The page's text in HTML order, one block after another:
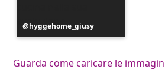
Post
pubblicato
hyggehome_giusy
Guarda come caricare le